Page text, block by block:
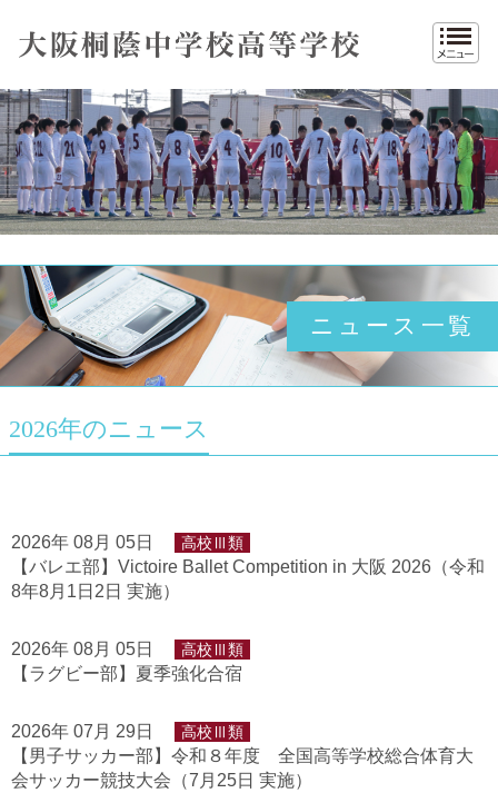
大阪桐蔭 高等学校
校歌ゴルフ部
卓球部
男子サッカー部
女子サッカー部
女子バスケットボール部
男子バスケットボール部
陸上競技部
吹奏楽部
バレエ部
進路指導
高校 入試要項
高校 入試結果
アクセス
卒業生の方へ
資料請求
採用情報
サイトマップ
ニュース一覧
2026年のニュース
2026年 08月 05日 高校Ⅲ類
【バレエ部】Victoire Ballet Competition in 大阪 2026（令和
8年8月1日2日 実施）
2026年 08月 05日 高校Ⅲ類
【ラグビー部】夏季強化合宿
2026年 07月 29日 高校Ⅲ類
【男子サッカー部】令和８年度 全国高等学校総合体育大
会サッカー競技大会（7月25日 実施）